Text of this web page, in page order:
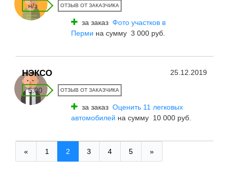
н/з ОТЗЫВ ОТ ЗАКАЗЧИКА
за заказ Фото участков в
Перми на сумму 3 000 руб.
НЭКСО 25.12.2019
5.00 ОТЗЫВ ОТ ЗАКАЗЧИКА
за заказ Оценить 11 легковых
автомобилей на сумму 10 000 руб.
« 1 2 3 4 5 »